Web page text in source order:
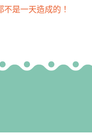
是一天造成的！